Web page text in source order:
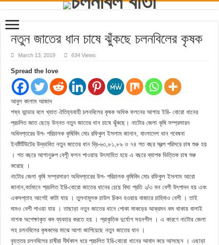
নতুন জাতের ধান চাষে ঝুঁকছে চলনবিলের কৃষক
March 13, 2019 634 Views
Spread the love
আবুল কালাম আজাদ
শষ্য ভান্ডার বলে খ্যাত ঐতিহ্যবাহী চলনবিলের কৃষক অধিক ফলনের আশায় ইরি- বোরো ধানের
প্রচলিত জাত ছেড়ে উন্নত নতুন জাতের ধান চাষে ঝুঁকছে। নাটোর জেলা কৃষি সম্প্রসারন
অধিদপ্তরের উপ- পরিচালক কৃষিবিদ মোঃ রফিকুল ইসলাম জানান, বাংলাদেশ ধান গবেষনা
ইনষ্টিটিউটের উদ্ভাবিত নতুন জাতের ধান ব্রি-৬৩,৮১,৮৯ ও ৭৪ গত বছর স্বল্প পরিসরে চাষ শুরু হয়
। গত বছরে আশানুরুপ বেশূী ফলন পাওয়ায় উৎসাহিত হয়ে এ বছরে ব্যাপক ভিত্তিক চাষ শুরু
করেছে ।
নাটোর জেলা কৃষি সম্প্রসারণ অধিদপ্তরের উপ- পরিচালক কৃষিবিদ মোঃ রফিকুল ইসলাম আরো
জানান,বর্তমানে প্রচলিত ইরি-বোরো জাতের ধানের চেয়ে বিঘা প্রতি ২/৩ মন বেশী উৎপাদন হয় এবং
একসপ্তাহ আগেই কাটা যায় । তুলনামূলক চাউল চিকন হওয়ায় বাজারে চাহিদাও বেশী । তাই
দামও বেশী পাওয়া যায় । তাছাড়া নতুন জাতের ধানে পোকা মাকড়ের আক্রমন কম থাকায় বালাই
নাশক অপেক্ষাকৃত কম ব্যবহার করতে হয় । প্রাকৃতিক দুর্যোগ সহনশীল । এ কারণে নাটোর জেলা
সহ চলনবিলের কৃষকদের মাঝে আশা জাগিয়েছে নতুন জাতের ধান ।
বৃহত্তর চলনবিলের চাষীরা দীর্ঘকাল ধরে প্রচলিত ইরি-বোরো ধানের আবাদ করে আসছেন । এছাড়া